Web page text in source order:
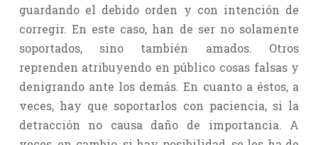
guardando el debido orden y con intención de
corregir. En este caso, han de ser no solamente
soportados, sino también amados. Otros
reprenden atribuyendo en público cosas falsas y
denigrando ante los demás. En cuanto a éstos, a
veces, hay que soportarlos con paciencia, si la
detracción no causa daño de importancia. A